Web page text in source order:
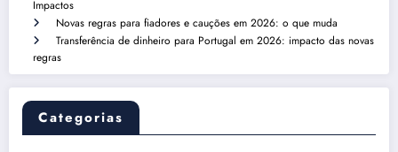
Impactos
Novas regras para fiadores e cauções em 2026: o que muda
Transferência de dinheiro para Portugal em 2026: impacto das novas
regras
Categorias